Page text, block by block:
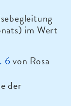
im Wert
6von Rosa
der